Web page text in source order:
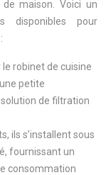
maison. Voici un
disponibles pour
robinet de cuisine
petite
de filtration
ils s’installent sous
fournissant un
consommation